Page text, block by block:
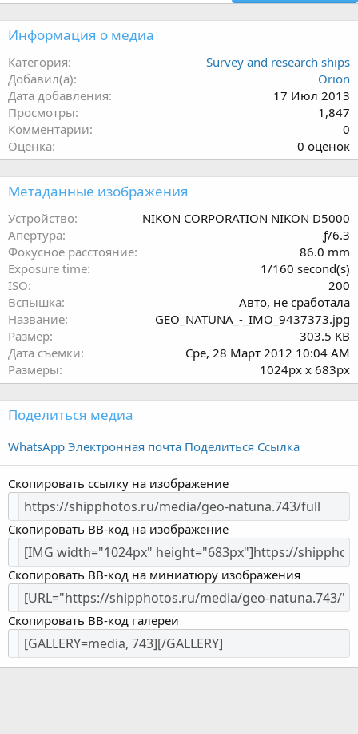
Информация о медиа
Категория
Survey and research ships
Добавил(а)
Orion
Дата добавления
17 Июл 2013
Просмотры
1,847
Комментарии
0
Оценка
0
.
0
з
ё
з
0 оценок
Метаданные изображения
Устройство
NIKON CORPORATION NIKON D5000
Апертура
ƒ/6.3
Фокусное расстояние
86.0 mm
Exposure time
1/160 second(s)
ISO
200
Вспышка
Авто, не сработала
Название
GEO_NATUNA_-_IMO_9437373.jpg
Размер
303.5 KB
Дата съёмки
Сре, 28 Март 2012 10:04 AM
Размеры
1024px x 683px
Поделиться медиа
WhatsApp Электронная почта Поделиться Ссылка
Скопировать ссылку на изображение
Скопировать BB-код на изображение
Скопировать BB-код на миниатюру изображения
Скопировать BB-код галереи